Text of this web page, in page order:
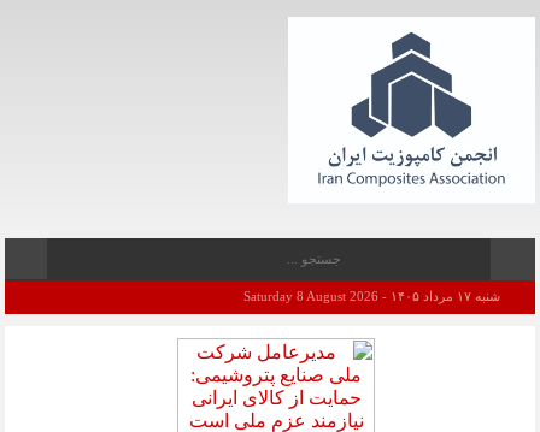
شنبه ۱۷ مرداد ۱۴۰۵ - Saturday 8 August 2026